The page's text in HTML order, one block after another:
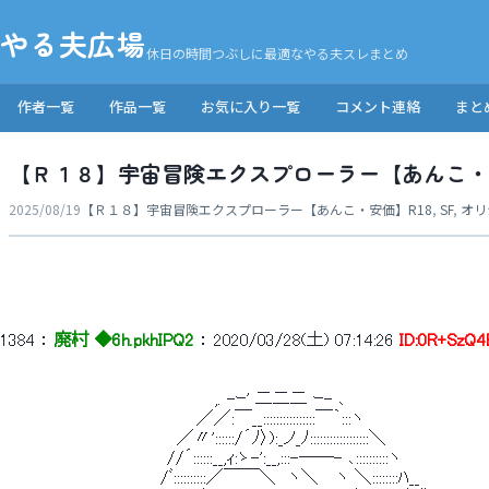
やる夫広場休日の時間つぶしに最適なやる夫スレまとめ
作者一覧 作品一覧 お気に入り一覧 コメント連絡 まと
【Ｒ１８】宇宙冒険エクスプローラー【あん
2025/08/19 【Ｒ１８】宇宙冒険エクスプローラー【あんこ・安価】 R18, SF, オ
1384 ： 廃村 ◆6h.pkhIPQ2 ： 2020/03/28(土) 07:14:26
,. -ｰ' 二二二 ｰ- ､
／／:￣__::::::::::::::::￣｀:::ヽ
／〃'::::::/´ﾉ〉):_ノ_ﾉ::::::::::::::::::＼　　　　　　　　　　
//´::::::__,ｨ:ゝ-':__,:::-──- ､::::::::::ヽ
/ﾞ::::::::::／￣￣＼　ヽ＼　 ヽ ＼::::::::ﾊ__　　　　　　　